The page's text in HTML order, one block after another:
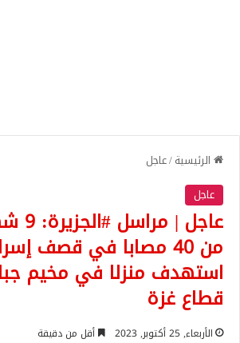
الرئيسية/عاجل
عاجل
من 40 مصابا في قصف
استهدف منزلا في مخيم
قطاع غزة
الأربعاء, 25 أكتوبر, 2023 أقل من دقيقة